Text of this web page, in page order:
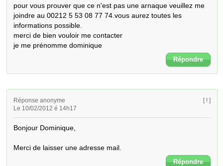
pour vous prouver que ce n'est pas une arnaque veuillez me
joindre au 00212 5 53 08 77 74.vous aurez toutes les
informations possible.
merci de bien vouloir me contacter
je me prénomme dominique
Répondre
Réponse anonyme
Le 10/02/2012 é 14h17
[ ! ]
Bonjour Dominique,
Merci de laisser une adresse mail.
Répondre